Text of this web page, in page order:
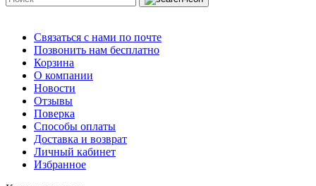
Связаться с нами по почте
Позвонить нам бесплатно
Корзина
О компании
Новости
Отзывы
Поверка
Способы оплаты
Доставка и возврат
Личный кабинет
Избранное